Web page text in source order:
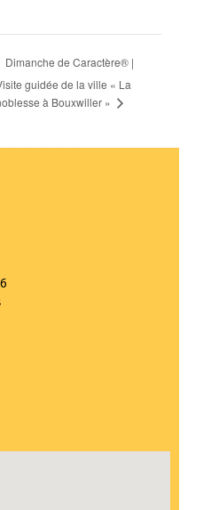
Dimanche de Caractère® |
guidée de la ville « La
à Bouxwiller »